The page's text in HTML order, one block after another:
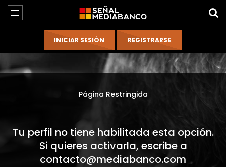
Página Restringida
Tu perfil no tiene habilitada esta opción.
Si quieres activarla, escribe a
contacto@mediabanco.com